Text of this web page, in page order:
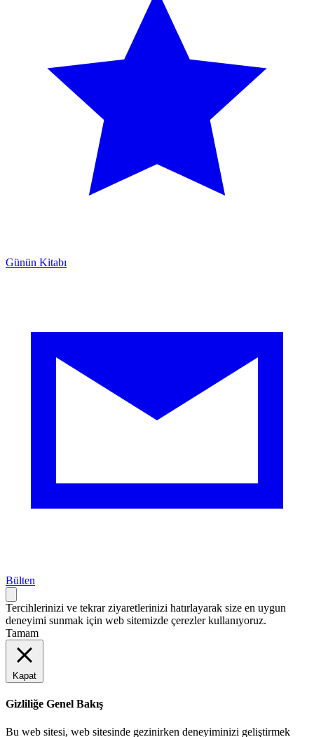
Günün Kitabı
Bülten
Tercihlerinizi ve tekrar ziyaretlerinizi hatırlayarak size en uygun
deneyimi sunmak için web sitemizde çerezler kullanıyoruz.
Tamam
Kapat
Gizliliğe Genel Bakış
Bu web sitesi, web sitesinde gezinirken deneyiminizi geliştirmek